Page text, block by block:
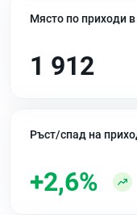
Място по приходи
1 912
Ръст/спад на
+2,6%